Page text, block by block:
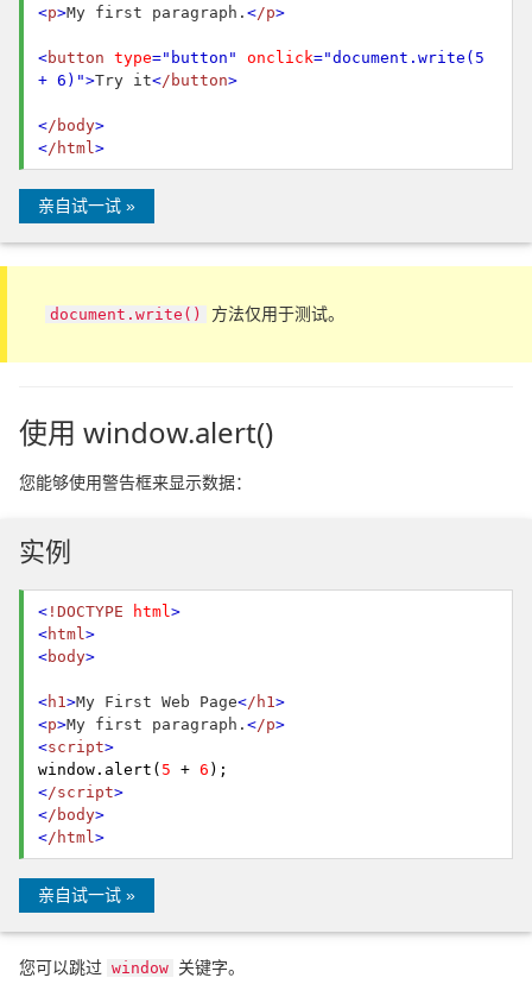
<p>My first paragraph. </p>
<button type="button" onclick="document.write(5
+ 6)">Try it</button>
</body>
</html >
亲自试一试 »
document.write() 方法仅用于测试。
使用 window.alert()
您能够使用警告框来显示数据：
实例
< !DOCTYPE html >
<html >
<body>
<h1 >My First Web Page</h1 >
<p>My first paragraph. </p>
<script>
window. alert ( 5 + 6 );
</script>
</body>
</html >
亲自试一试 »
您可以跳过 window 关键字。